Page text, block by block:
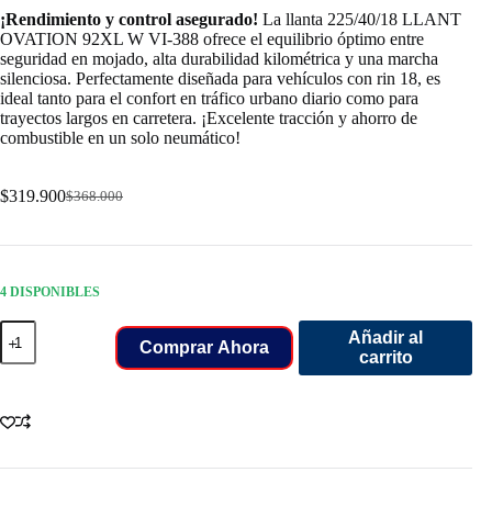
¡Rendimiento y control asegurado! La llanta 225/40/18 LLANT
OVATION 92XL W VI-388 ofrece el equilibrio óptimo entre
seguridad en mojado, alta durabilidad kilométrica y una marcha
silenciosa. Perfectamente diseñada para vehículos con rin 18, es
ideal tanto para el confort en tráfico urbano diario como para
trayectos largos en carretera. ¡Excelente tracción y ahorro de
combustible en un solo neumático!
$368.000
Original
was:
$319.900Current
is:
4 DISPONIBLES
225/40/18
LLANT
OVATION
VI-
Comprar Ahora
Añadir al
carrito